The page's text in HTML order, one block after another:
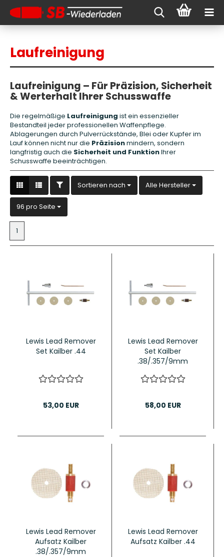
Laufreinigung
Laufreinigung – Für Präzision, Sicherheit
& Werterhalt Ihrer Schusswaffe
Die regelmäßige Laufreinigung ist ein essenzieller
Bestandteil jeder professionellen Waffenpflege.
Ablagerungen durch Pulverrückstände, Blei oder Kupfer im
Lauf können nicht nur die Präzisionmindern, sondern
langfristig auch die Sicherheit und FunktionIhrer
Schusswaffe beeinträchtigen.
FILTERSortieren nach
Sortieren nach Alle Hersteller
96 pro Seite
pro Seite
1
Lewis Lead Remover
Set Kailber .44
53,00 EUR
Lewis Lead Remover
Set Kailber
.38/.357/9mm
58,00 EUR
Lewis Lead Remover
Aufsatz Kailber
.38/.357/9mm
Lewis Lead Remover
Aufsatz Kailber .44